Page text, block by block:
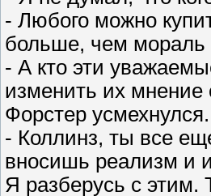
- Любого можно
больше, чем мораль
- А кто эти
изменить их мнение
Форстер усмехнулся.
- Коллинз, ты все
вносишь реализм и
Я разберусь с этим.